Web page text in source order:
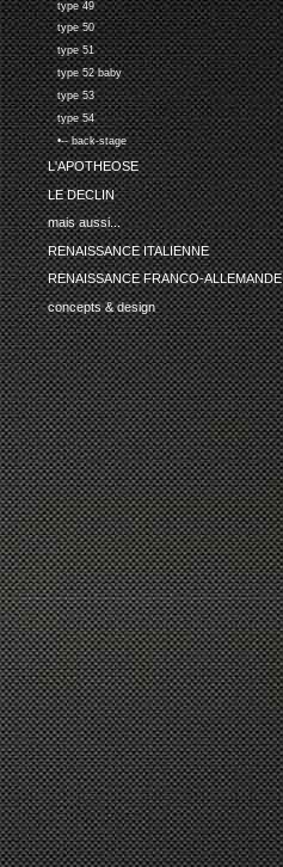
type 49
type 50
type 51
type 52 baby
type 53
type 54
•-- back-stage
L'APOTHEOSE
LE DECLIN
mais aussi...
RENAISSANCE ITALIENNE
RENAISSANCE FRANCO-ALLEMANDE
concepts & design